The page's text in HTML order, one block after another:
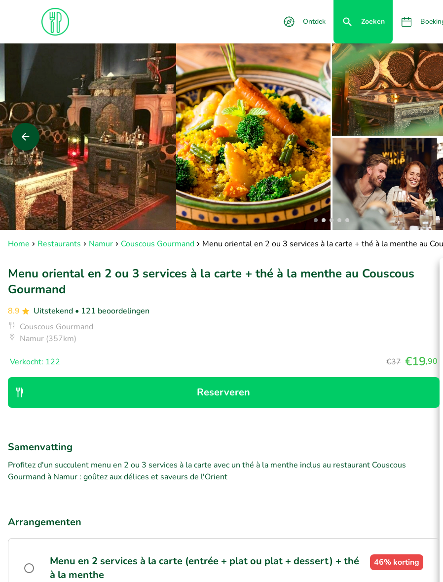
Ontdek Zoeken
Home Restaurants Namur Couscous Gourmand Menu oriental en 2 ou 3 services à la carte + thé à la menthe au
Menu oriental en 2 ou 3 services à la carte + thé à la menthe au Couscous
Gourmand
8.9 Uitstekend • 121 beoordelingen
Couscous Gourmand
Namur (357km)
Verkocht: 122 €37 €19,90
Reserveren
Samenvatting
Profitez d'un succulent menu en 2 ou 3 services à la carte avec un thé à la menthe inclus au restaurant Couscous
Gourmand à Namur : goûtez aux délices et saveurs de l'Orient
Arrangementen
Menu en 2 services à la carte (entrée + plat ou plat + dessert) + thé
à la menthe
46% korting